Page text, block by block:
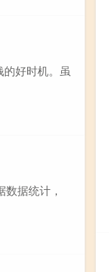
好时机。虽
据统计，